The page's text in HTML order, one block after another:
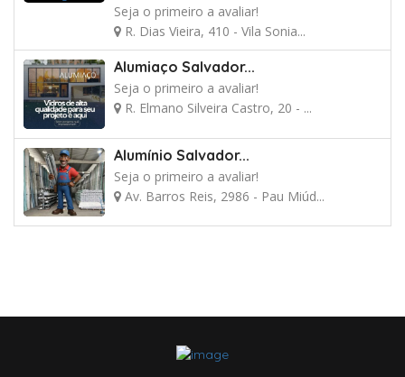
Seja o primeiro a avaliar!
R. Dias Vieira, 410 - Vila Sonia...
Alumiaço Salvador...
Seja o primeiro a avaliar!
R. Elmano Silveira Castro, 20 - ...
Alumínio Salvador...
Seja o primeiro a avaliar!
Av. Barros Reis, 2986 - Pau Miúd...